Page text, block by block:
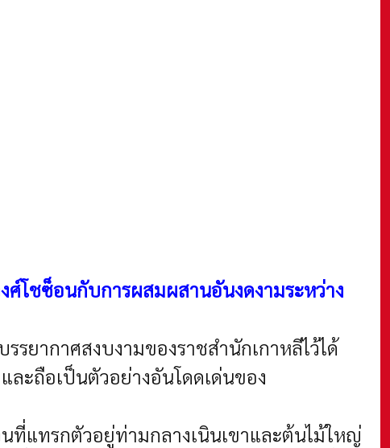
ศ์โชซ็อนกับการผสมผสานอันงดงามระหว่าง
ยากาศสงบงามของราชสำนักเกาหลีไว้ได้
ละถือเป็นตัวอย่างอันโดดเด่นของ
นที่แทรกตัวอยู่ท่ามกลางเนินเขาและต้นไม้ใหญ่